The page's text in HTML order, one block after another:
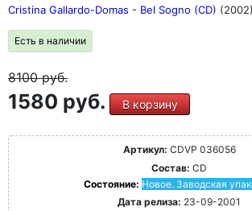
Cristina Gallardo-Domas - Bel Sogno (CD) (2002)
Есть в наличии
8100руб.
1580 руб. В корзину
Артикул: CDVP 036056
Состав: CD
Состояние: Новое. Заводская
Дата релиза: 23-09-2001